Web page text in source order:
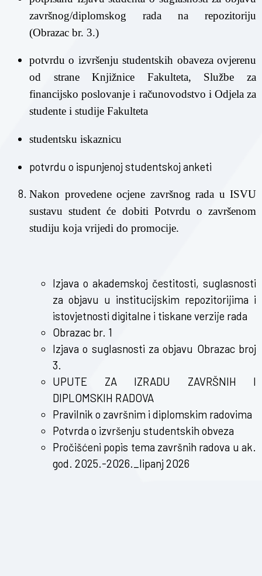
završnog/diplomskog rada na repozitoriju
(Obrazac br. 3.)
potvrdu o izvršenju studentskih obaveza ovjerenu
od strane Knjižnice Fakulteta, Službe za
financijsko poslovanje i računovodstvo i Odjela za
studente i studije Fakulteta
studentsku iskaznicu
potvrdu o ispunjenoj studentskoj anketi
Nakon provedene ocjene završnog rada u ISVU
sustavu student će dobiti Potvrdu o završenom
studiju koja vrijedi do promocije.
Izjava o akademskoj čestitosti, suglasnosti
za objavu u institucijskim repozitorijima i
istovjetnosti digitalne i tiskane verzije rada
Obrazac br. 1
Izjava o suglasnosti za objavu Obrazac broj
3.
UPUTE ZA IZRADU ZAVRŠNIH I
DIPLOMSKIH RADOVA
Pravilnik o završnim i diplomskim radovima
Potvrda o izvršenju studentskih obveza
Pročišćeni popis tema završnih radova u ak.
god. 2025.-2026._lipanj 2026